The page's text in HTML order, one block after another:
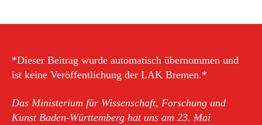
*Dieser Beitrag wurde automatisch übernommen und
ist keine Veröffentlichung der LAK Bremen.*
Das Ministerium für Wissenschaft, Forschung und
Kunst Baden-Württemberg hat uns am 23. Mai